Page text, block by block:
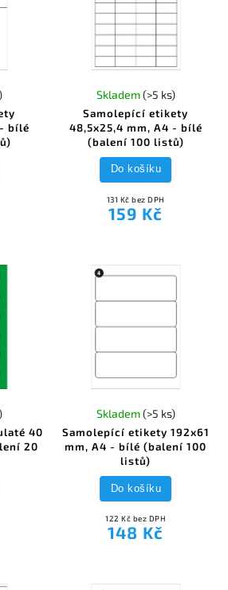
bílé
Samolepící etikety
48,5x25,4 mm, A4 - bílé
(balení 100 listů)
Skladem(>5 ks)
131 Kč bez DPH
159 Kč
Do košíku
40
20
Samolepící etikety 192x61
mm, A4 - bílé (balení 100
listů)
Skladem(>5 ks)
122 Kč bez DPH
148 Kč
Do košíku